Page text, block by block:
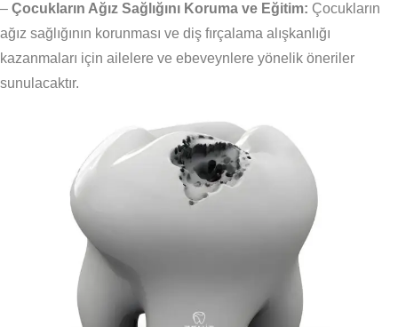
– Çocukların Ağız Sağlığını Koruma ve Eğitim: Çocukların
ağız sağlığının korunması ve diş fırçalama alışkanlığı
kazanmaları için ailelere ve ebeveynlere yönelik öneriler
sunulacaktır.